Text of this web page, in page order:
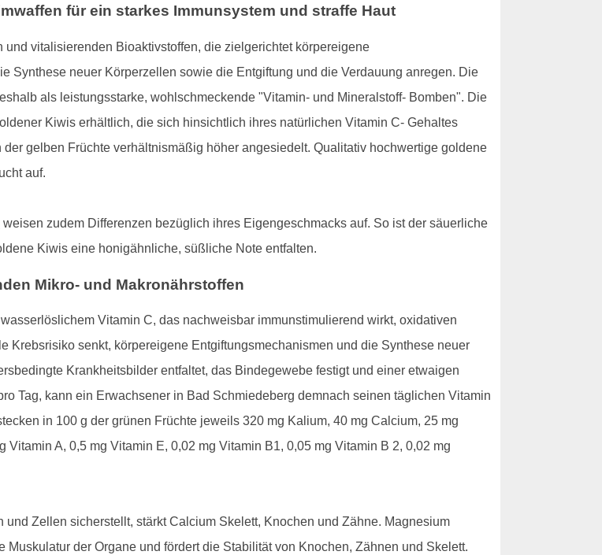
für ein starkes Immunsystem und straffe Haut
vitalisierenden Bioaktivstoffen, die zielgerichtet körpereigene
Synthese neuer Körperzellen sowie die Entgiftung und die Verdauung anregen. Die
als leistungsstarke, wohlschmeckende "Vitamin- und Mineralstoff- Bomben". Die
Kiwis erhältlich, die sich hinsichtlich ihres natürlichen Vitamin C- Gehaltes
gelben Früchte verhältnismäßig höher angesiedelt. Qualitativ hochwertige goldene
auf.
weisen zudem Differenzen bezüglich ihres Eigengeschmacks auf. So ist der säuerliche
Kiwis eine honigähnliche, süßliche Note entfalten.
Mikro- und Makronährstoffen
Vitamin C, das nachweisbar immunstimulierend wirkt, oxidativen
Krebsrisiko senkt, körpereigene Entgiftungsmechanismen und die Synthese neuer
Krankheitsbilder entfaltet, das Bindegewebe festigt und einer etwaigen
Tag, kann ein Erwachsener in Bad Schmiedeberg demnach seinen täglichen Vitamin
in 100 g der grünen Früchte jeweils 320 mg Kalium, 40 mg Calcium, 25 mg
A, 0,5 mg Vitamin E, 0,02 mg Vitamin B1, 0,05 mg Vitamin B 2, 0,02 mg
Zellen sicherstellt, stärkt Calcium Skelett, Knochen und Zähne. Magnesium
der Organe und fördert die Stabilität von Knochen, Zähnen und Skelett.